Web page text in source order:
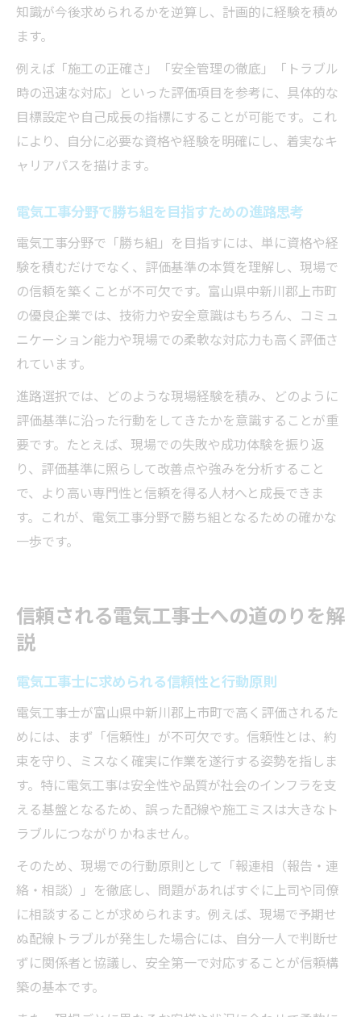
知識が今後求められるかを逆算し、計画的に経験を積め
ます。
例えば「施工の正確さ」「安全管理の徹底」「トラブル
時の迅速な対応」といった評価項目を参考に、具体的な
目標設定や自己成長の指標にすることが可能です。これ
により、自分に必要な資格や経験を明確にし、着実なキ
ャリアパスを描けます。
電気工事分野で勝ち組を目指すための進路思考
電気工事分野で「勝ち組」を目指すには、単に資格や経
験を積むだけでなく、評価基準の本質を理解し、現場で
の信頼を築くことが不可欠です。富山県中新川郡上市町
の優良企業では、技術力や安全意識はもちろん、コミュ
ニケーション能力や現場での柔軟な対応力も高く評価さ
れています。
進路選択では、どのような現場経験を積み、どのように
評価基準に沿った行動をしてきたかを意識することが重
要です。たとえば、現場での失敗や成功体験を振り返
り、評価基準に照らして改善点や強みを分析すること
で、より高い専門性と信頼を得る人材へと成長できま
す。これが、電気工事分野で勝ち組となるための確かな
一歩です。
信頼される電気工事士への道のりを解
説
電気工事士に求められる信頼性と行動原則
電気工事士が富山県中新川郡上市町で高く評価されるた
めには、まず「信頼性」が不可欠です。信頼性とは、約
束を守り、ミスなく確実に作業を遂行する姿勢を指しま
す。特に電気工事は安全性や品質が社会のインフラを支
える基盤となるため、誤った配線や施工ミスは大きなト
ラブルにつながりかねません。
そのため、現場での行動原則として「報連相（報告・連
絡・相談）」を徹底し、問題があればすぐに上司や同僚
に相談することが求められます。例えば、現場で予期せ
ぬ配線トラブルが発生した場合には、自分一人で判断せ
ずに関係者と協議し、安全第一で対応することが信頼構
築の基本です。